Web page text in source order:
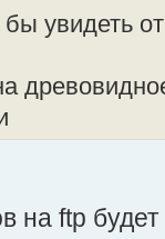
увидеть
на ftp